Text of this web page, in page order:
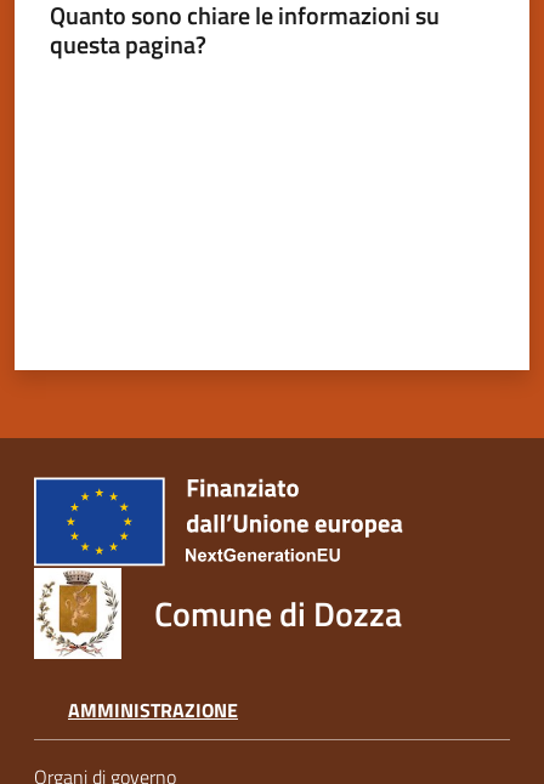
su
Quanto sono chiare le informazioni su
questa pagina?
Comune di Dozza
AMMINISTRAZIONE
Organi di governo